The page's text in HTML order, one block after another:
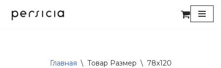
Главная \ Товар Размер \ 78x120